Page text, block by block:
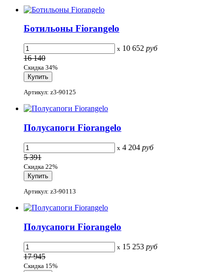
Ботильоны Fiorangelo
x 10 652 руб
16 140
Скидка 34%
Артикул: z3-90125
Полусапоги Fiorangelo
x 4 204 руб
5 391
Скидка 22%
Артикул: z3-90113
Полусапоги Fiorangelo
x 15 253 руб
17 945
Скидка 15%